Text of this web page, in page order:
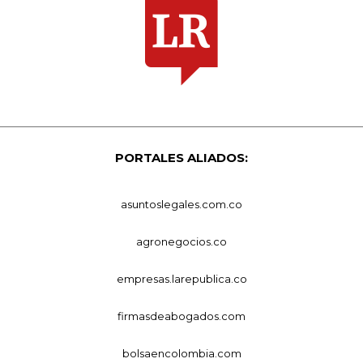
PORTALES ALIADOS:
asuntoslegales.com.co
agronegocios.co
empresas.larepublica.co
firmasdeabogados.com
bolsaencolombia.com